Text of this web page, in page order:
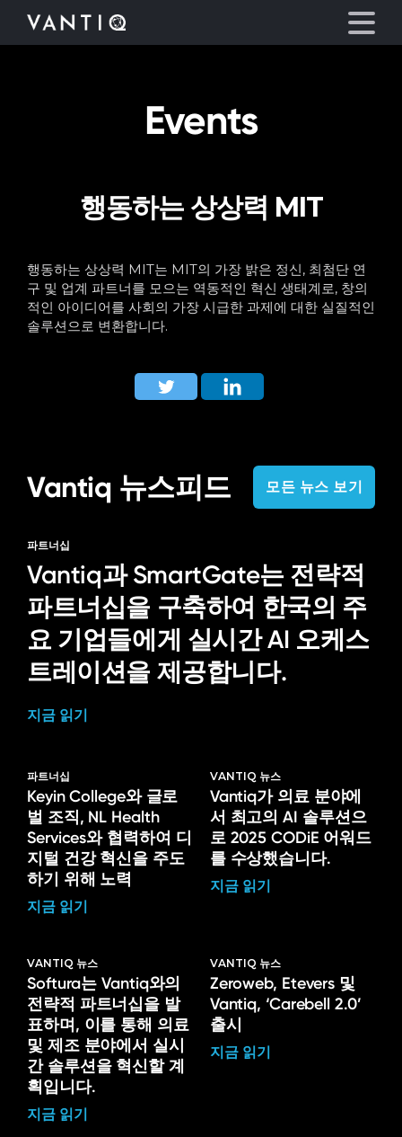
파트너
회사
리소스
Events
행동하는 상상력 MIT
행동하는 상상력 MIT는 MIT의 가장 밝은 정신, 최첨단 연
구 및 업계 파트너를 모으는 역동적인 혁신 생태계로, 창의
적인 아이디어를 사회의 가장 시급한 과제에 대한 실질적인
솔루션으로 변환합니다.
Vantiq 뉴스피드 모든 뉴스 보기
파트너십
Vantiq과 SmartGate는 전략적
파트너십을 구축하여 한국의 주
요 기업들에게 실시간 AI 오케스
트레이션을 제공합니다.
지금 읽기
파트너십
Keyin College와 글로
벌 조직, NL Health
Services와 협력하여 디
지털 건강 혁신을 주도
하기 위해 노력
지금 읽기
VANTIQ 뉴스
Vantiq가 의료 분야에
서 최고의 AI 솔루션으
로 2025 CODiE 어워드
를 수상했습니다.
지금 읽기
VANTIQ 뉴스
Softura는 Vantiq와의
전략적 파트너십을 발
표하며, 이를 통해 의료
및 제조 분야에서 실시
간 솔루션을 혁신할 계
획입니다.
지금 읽기
VANTIQ 뉴스
Zeroweb, Etevers 및
Vantiq, ‘Carebell 2.0’
출시
지금 읽기